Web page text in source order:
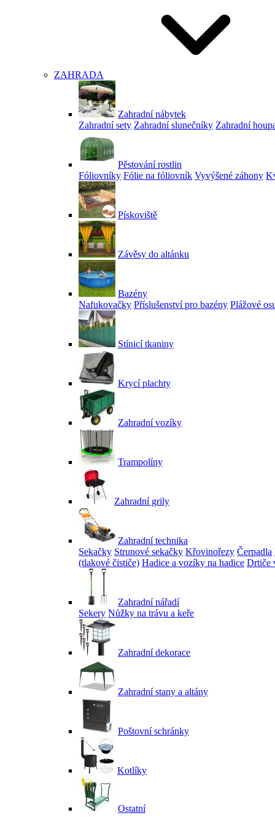
ZAHRADA
Zahradní nábytek
Zahradní sety Zahradní slunečníky Zahradní
Pěstování rostlin
Fóliovníky Fólie na fóliovník Vyvýšené záhony
Pískoviště
Závěsy do altánku
Bazény
Nafukovačky Příslušenství pro bazény Plážové
Stínicí tkaniny
Krycí plachty
Zahradní vozíky
Trampolíny
Zahradní grily
Zahradní technika
Sekačky Strunové sekačky Křovinořezy Čerpadla
(tlakové čističe) Hadice a vozíky na hadice Drtiče
Zahradní nářadí
Sekery Nůžky na trávu a keře
Zahradní dekorace
Zahradní stany a altány
Poštovní schránky
Kotlíky
Ostatní